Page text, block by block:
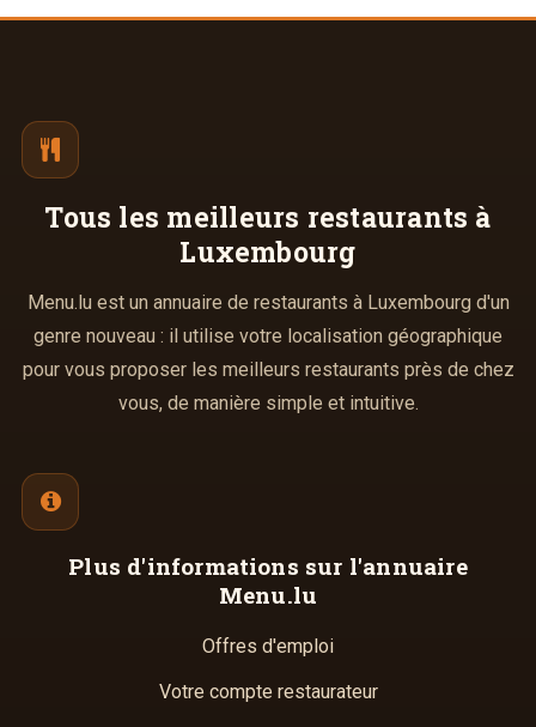
Tous les meilleurs restaurants à
Luxembourg
Menu.lu est un annuaire de restaurants à Luxembourg d'un
genre nouveau : il utilise votre localisation géographique
pour vous proposer les meilleurs restaurants près de chez
vous, de manière simple et intuitive.
Plus d'informations sur l'annuaire
Menu.lu
Offres d'emploi
Votre compte restaurateur